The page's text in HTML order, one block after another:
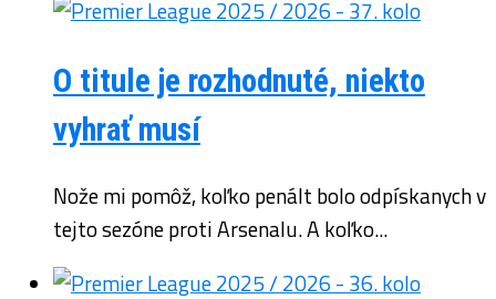
O titule je rozhodnuté, niekto
vyhrať musí
Nože mi pomôž, koľko penált bolo odpískanych v
tejto sezóne proti Arsenalu. A koľko...